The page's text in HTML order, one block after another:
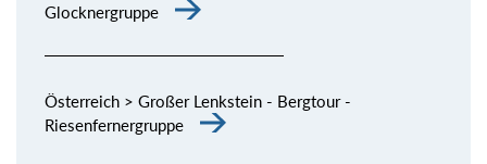
Glocknergruppe
Österreich > Großer Lenkstein - Bergtour -
Riesenfernergruppe